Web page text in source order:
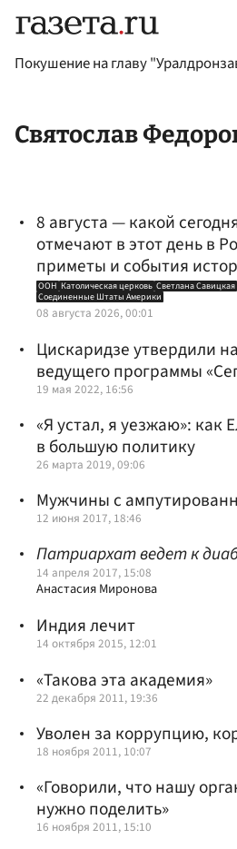
Покушение на главу
Святослав
8 августа — какой
отмечают в этот день в
приметы и события
ООН Католическая церковь Светлана Савицкая
Соединенные Штаты Америки
08 августа 2026, 00:01
Цискаридзе утвердили
ведущего программы
19 мая 2022, 16:56
«Я устал, я уезжаю»: как
в большую политику
26 марта 2019, 09:06
Мужчины с
12 июня 2017, 18:46
Патриархат ведет к
14 апреля 2017, 15:08
Анастасия Миронова
Индия лечит
14 октября 2015, 12:01
«Такова эта академия»
22 декабря 2011, 19:36
Уволен за коррупцию,
18 ноября 2011, 10:07
«Говорили, что нашу
нужно поделить»
16 ноября 2011, 15:10